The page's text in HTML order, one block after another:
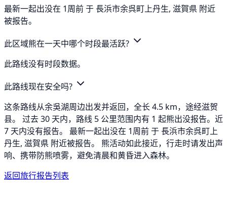
最新一起出没在 1周前 于 長浜市余呉町上丹生, 滋賀県 附近
被报告。
此区域熊在一天中哪个时段最活跃?
此路线没有时段数据。
此路线现在安全吗?
这条路线从余吳湖周边出发并返回，全长 4.5 km，途经滋贺
县。 过去 30 天内，路线 5 公里范围内有 1 起熊出没报告。近
7 天内没有报告。 最新一起出没在 1周前 于 長浜市余呉町上
丹生, 滋賀県 附近被报告。 熊活动如此接近，行走时请发出声
响、携带防熊喷雾，避免清晨和黄昏进入森林。
返回旅行报告列表